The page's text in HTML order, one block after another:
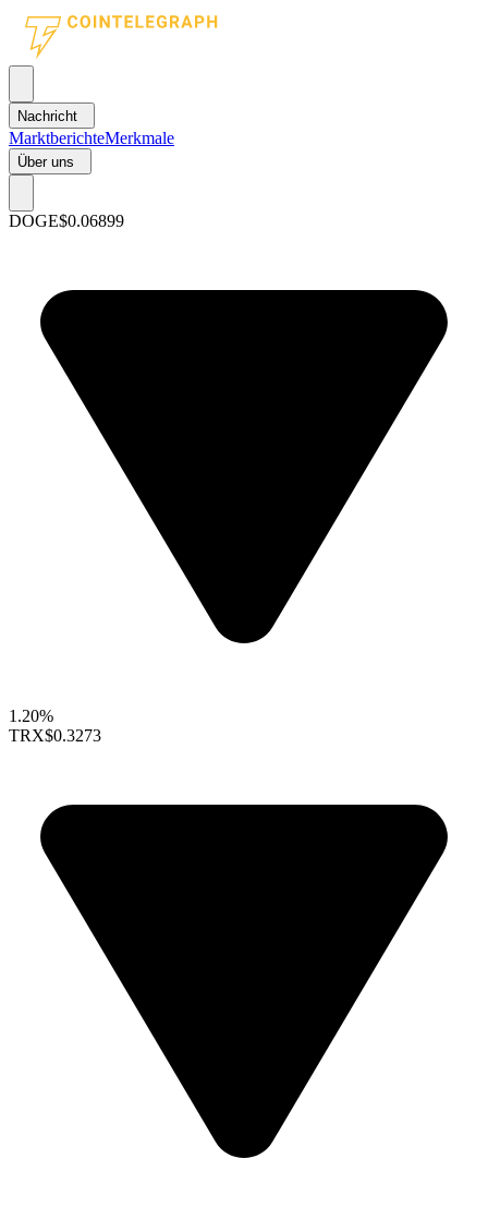
Nachricht
MarktberichteMerkmale
Über uns
DOGE$0.06899
1.20%
TRX$0.3273